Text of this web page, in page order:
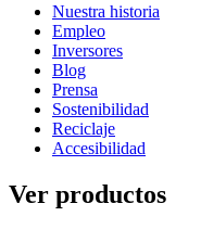
Nuestra historia
Empleo
Inversores
Blog
Prensa
Sostenibilidad
Reciclaje
Accesibilidad
Ver productos